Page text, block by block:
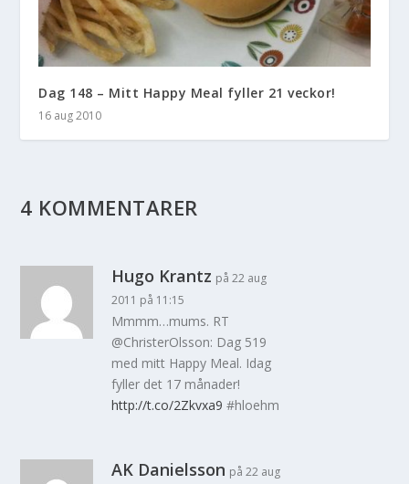
Dag 148 – Mitt Happy Meal fyller 21 veckor!
16 aug 2010
4 KOMMENTARER
Hugo Krantz på 22 aug
2011 på 11:15
Mmmm…mums. RT
@ChristerOlsson: Dag 519
med mitt Happy Meal. Idag
fyller det 17 månader!
http://t.co/2Zkvxa9 #hloehm
AK Danielsson på 22 aug